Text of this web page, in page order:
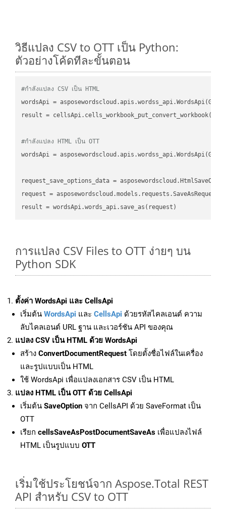
วิธีแปลง CSV to OTT เป็น Python:
ตัวอย่างโค้ดทีละขั้นตอน
#กำลังแปลง CSV เป็น HTML
wordsApi =
result =
#กำลังแปลง HTML เป็น OTT
wordsApi =
request_save_options_data =
request
result
การแปลง CSV Files to OTT ง่ายๆ บน
Python SDK
ตั้งค่า WordsApi และ CellsApi
เริ่มต้น WordsApi และ CellsApi ด้วยรหัสไคลเอนต์ ความ
ลับไคลเอนต์ URL ฐาน และเวอร์ชัน API ของคุณ
แปลง CSV เป็น HTML ด้วย WordsApi
สร้าง ConvertDocumentRequest โดยตั้งชื่อไฟล์ในเครื่อง
และรูปแบบเป็น HTML
ใช้ WordsApi เพื่อแปลงเอกสาร CSV เป็น HTML
แปลง HTML เป็น OTT ด้วย CellsApi
เริ่มต้น SaveOption จาก CellsAPI ด้วย SaveFormat เป็น
OTT
เรียก cellsSaveAsPostDocumentSaveAs เพื่อแปลงไฟล์
HTML เป็นรูปแบบ OTT
เริ่มใช้ประโยชน์จาก Aspose.Total REST
API สำหรับ CSV to OTT